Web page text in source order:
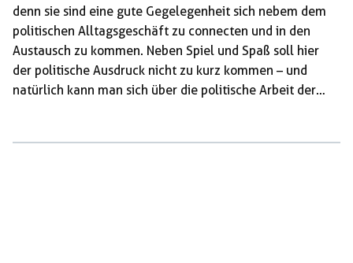
denn sie sind eine gute Gegelegenheit sich nebem dem
politischen Alltagsgeschäft zu connecten und in den
Austausch zu kommen. Neben Spiel und Spaß soll hier
der politische Ausdruck nicht zu kurz kommen – und
natürlich kann man sich über die politische Arbeit der